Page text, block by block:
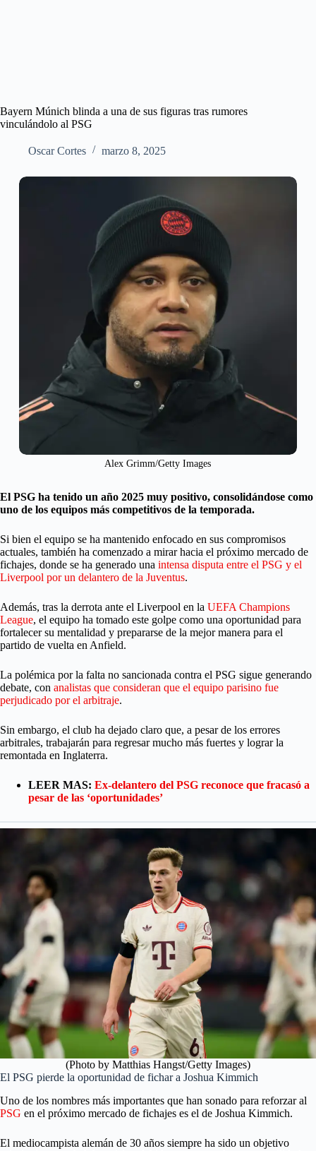
Bayern Múnich blinda a una de sus figuras tras rumores
vinculándolo al PSG
Oscar Cortes marzo 8, 2025
Alex Grimm/Getty Images
El PSG ha tenido un año 2025 muy positivo, consolidándose como
uno de los equipos más competitivos de la temporada.
Si bien el equipo se ha mantenido enfocado en sus compromisos
actuales, también ha comenzado a mirar hacia el próximo mercado de
fichajes, donde se ha generado una intensa disputa entre el PSG y el
Liverpool por un delantero de la Juventus.
Además, tras la derrota ante el Liverpool en la UEFA Champions
League, el equipo ha tomado este golpe como una oportunidad para
fortalecer su mentalidad y prepararse de la mejor manera para el
partido de vuelta en Anfield.
La polémica por la falta no sancionada contra el PSG sigue generando
debate, con analistas que consideran que el equipo parisino fue
perjudicado por el arbitraje.
Sin embargo, el club ha dejado claro que, a pesar de los errores
arbitrales, trabajarán para regresar mucho más fuertes y lograr la
remontada en Inglaterra.
LEER MAS: Ex-delantero del PSG reconoce que fracasó a
pesar de las ‘oportunidades’
(Photo by Matthias Hangst/Getty Images)
El PSG pierde la oportunidad de fichar a Joshua Kimmich
Uno de los nombres más importantes que han sonado para reforzar al
PSG en el próximo mercado de fichajes es el de Joshua Kimmich.
El mediocampista alemán de 30 años siempre ha sido un objetivo